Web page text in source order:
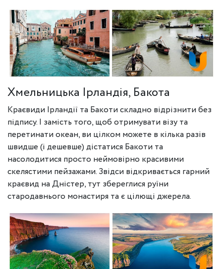
Хмельницька Ірландія, Бакота
Краєвиди Ірландії та Бакоти складно відрізнити без
підпису. І замість того, щоб отримувати візу та
перетинати океан, ви цілком можете в кілька разів
швидше (і дешевше) дістатися Бакоти та
насолодитися просто неймовірно красивими
скелястими пейзажами. Звідси відкривається гарний
краєвид на Дністер, тут збереглися руїни
стародавнього монастиря та є цілющі джерела.